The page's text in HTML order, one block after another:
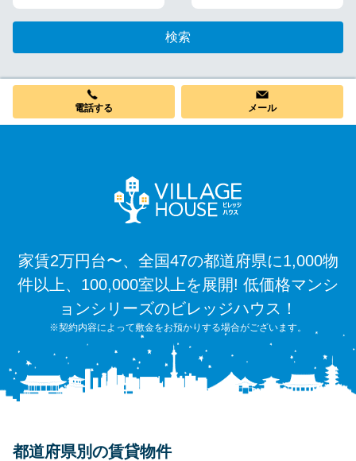
検索
電話する メール
家賃2万円台〜、全国47の都道府県に1,000物
件以上、100,000室以上を展開! 低価格マンシ
ョンシリーズのビレッジハウス！
※契約内容によって敷金をお預かりする場合がございます。
都道府県別の賃貸物件